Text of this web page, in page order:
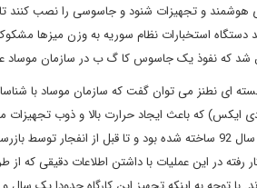
و تجهیزات شنود و جاسوسی را نصب کنند تا
دستگاه استخبارات نظام سوریه به وزن میزها
که نفوذ یک جاسوس کا گ ب در سازمان موساد
نطنز می توان گفت که سازمان موساد با
ایکس) که باعث ایجاد حرارت بالا و ذوب تجهیزات